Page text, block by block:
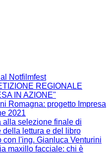
al Notfilmfest
REGIONALE
IN AZIONE"
Romagna: progetto Impresa
2021
alla selezione finale di
della lettura e del libro
con l'ing. Gianluca Venturini
maxillo facciale: chi è